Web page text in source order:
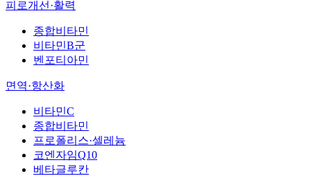
피로개선·활력
종합비타민
비타민B군
벤포티아민
면역·항산화
비타민C
종합비타민
프로폴리스·셀레늄
코엔자임Q10
베타글루칸